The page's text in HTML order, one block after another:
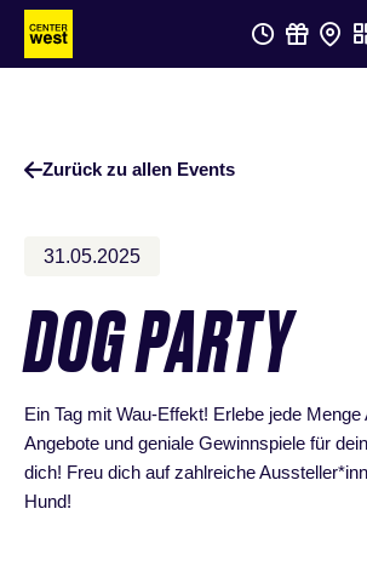
Zum
Hauptinhalt
Zum
Footer
Zurück zu allen Events
31.05.2025
DOG PARTY
Ein Tag mit Wau-Effekt! Erlebe jede
Angebote und geniale Gewinnspiele für
dich! Freu dich auf zahlreiche
Hund!